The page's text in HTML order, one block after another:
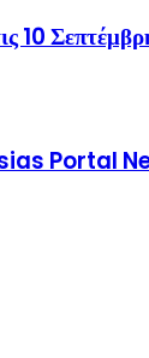
τις 10
Portal